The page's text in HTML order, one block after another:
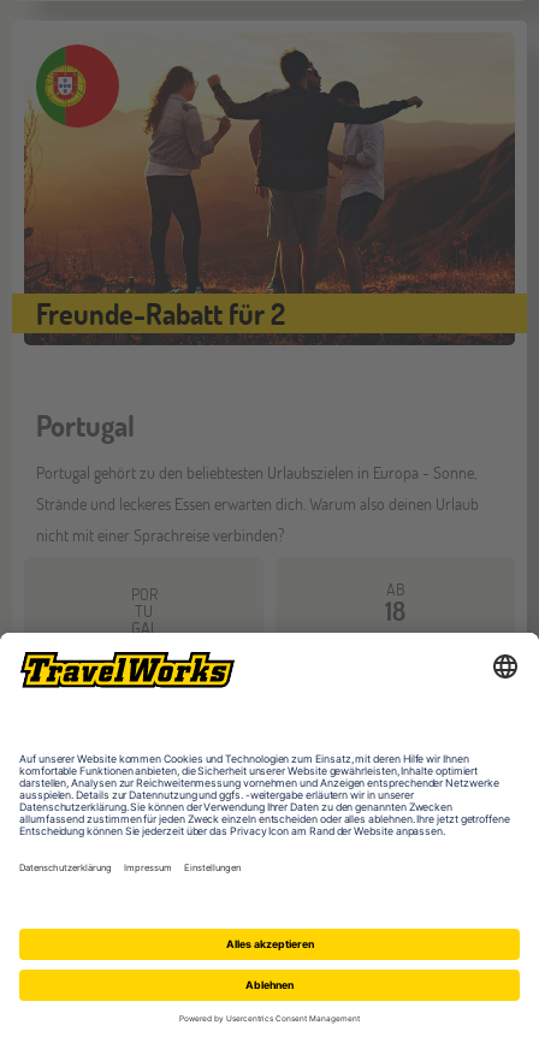
Freunde-Rabatt für 2
Portugal
Portugal gehört zu den beliebtesten Urlaubszielen in Europa - Sonne,
Strände und leckeres Essen erwarten dich. Warum also deinen Urlaub
nicht mit einer Sprachreise verbinden?
POR
TU
GAL
AB
18
JAHREN
WOCHE EUR